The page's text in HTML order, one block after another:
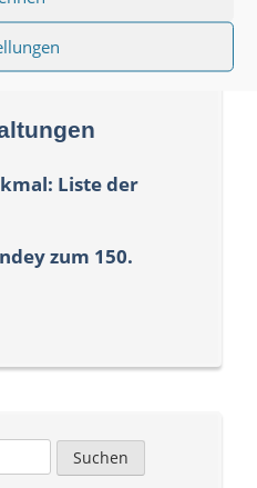
Liste der
zum 150.